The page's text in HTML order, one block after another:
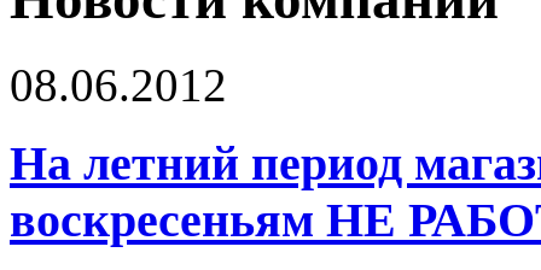
08.06.2012
На летний период
воскресеньям НЕ